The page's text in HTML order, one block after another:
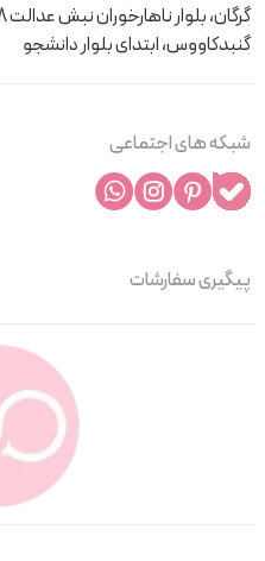
گرگان، بلوار ناهارخوران نبش عدالت 68
گنبدکاووس، ابتدای بلوار دانشجو
شبکه های اجتماعی
پیگیری سفارشات